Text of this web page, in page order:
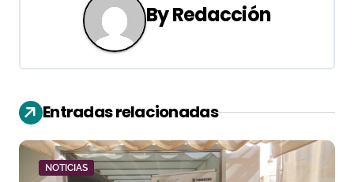
i
ó
n
d
ByRedacción
Entradas relacionadas
NOTICIAS